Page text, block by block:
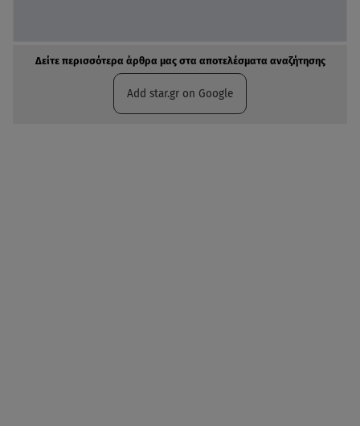
Δείτε περισσότερα άρθρα μας στα αποτελέσματα αναζήτησης
Add star.gr on Google